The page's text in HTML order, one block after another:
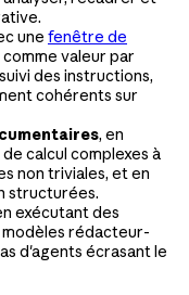
une fenêtre de
comme valeur par
des instructions,
cohérents sur
, en
calcul complexes à
non triviales, et en
structurées.
exécutant des
rédacteur-
d'agents écrasant le